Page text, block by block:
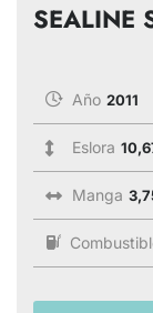
SEALINE
Año 2011
Eslora
Manga